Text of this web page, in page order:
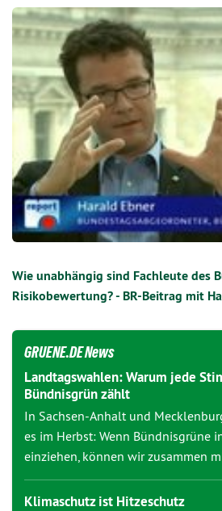
Wie unabhängig sind Fachleute des
Risikobewertung? - BR-Beitrag mit
GRUENE.DE News
Landtagswahlen: Warum jede
Bündnisgrün zählt
In Sachsen-Anhalt und
es im Herbst: Wenn Bündnisgrüne
einziehen, können wir zusammen
Klimaschutz ist Hitzeschutz